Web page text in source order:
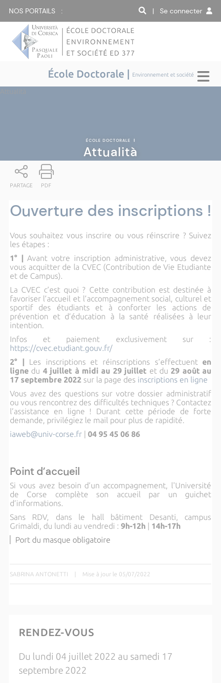
NOS PORTAILS : | Se connecter
École Doctorale | Environnement et société
ÉCOLE DOCTORALE |
Attualità
PARTAGE PDF
Ouverture des inscriptions !
Vous souhaitez vous inscrire ou vous réinscrire ? Suivez
les étapes :
1° | Avant votre inscription administrative, vous devez
vous acquitter de la CVEC (Contribution de Vie Etudiante
et de Campus).
La CVEC c’est quoi ? Cette contribution est destinée à
favoriser l’accueil et l’accompagnement social, culturel et
sportif des étudiants et à conforter les actions de
prévention et d’éducation à la santé réalisées à leur
intention.
Infos et paiement exclusivement sur :
https://cvec.etudiant.gouv.fr/
2° | Les inscriptions et réinscriptions s’effectuent en
ligne du 4 juillet à midi au 29 juillet et du 29 août au
17 septembre 2022 sur la page des inscriptions en ligne
Vous avez des questions sur votre dossier administratif
ou vous rencontrez des difficultés techniques ? Contactez
l’assistance en ligne ! Durant cette période de forte
demande, privilégiez le mail pour plus de rapidité.
iaweb@univ-corse.fr| 04 95 45 06 86
Point d’accueil
Si vous avez besoin d’un accompagnement, l'Université
de Corse complète son accueil par un guichet
d’informations.
Sans RDV, dans le hall bâtiment Desanti, campus
Grimaldi, du lundi au vendredi : 9h-12h| 14h-17h
Port du masque obligatoire
SABRINA ANTONETTI | Mise à jour le 05/07/2022
RENDEZ-VOUS
Du lundi 04 juillet 2022 au samedi 17
septembre 2022